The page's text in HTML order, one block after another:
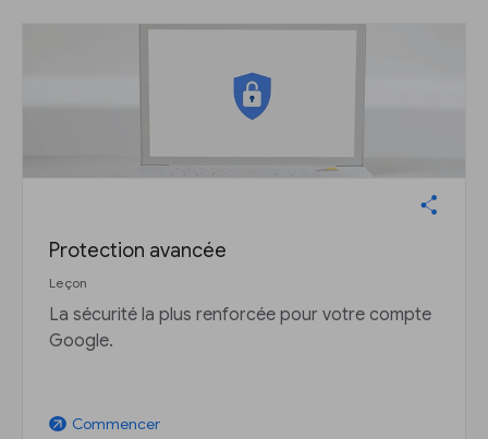
Protection avancée
Leçon
La sécurité la plus renforcée pour votre compte
Google.
arrow_outward Commencer